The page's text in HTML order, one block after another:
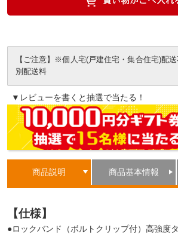
【ご注意】※個人宅(戸建住宅・集合住宅)配
別配送料
▼レビューを書くと抽選で当たる！
商品説明 商品基本情報
【仕様】
●ロックバンド（ボルトクリップ付）高強度